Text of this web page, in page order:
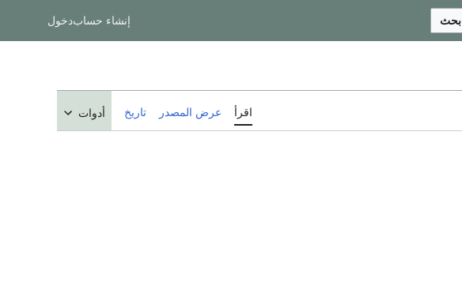
بحث إنشاء حسابدخول
اقرأ عرض المصدر تاريخ أدوات